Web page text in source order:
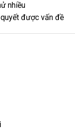
nhiều
được vấn đề